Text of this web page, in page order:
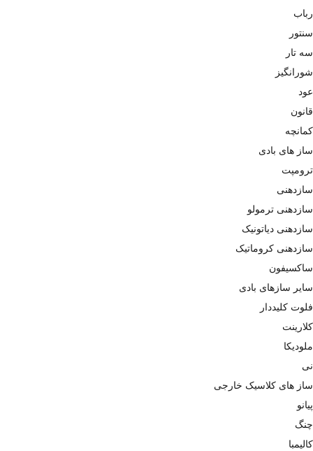
رباب
سنتور
سه تار
شورانگیز
عود
قانون
کمانچه
ساز های بادی
ترومپت
سازدهنی
سازدهنی ترمولو
سازدهنی دیاتونیک
سازدهنی کروماتیک
ساکسیفون
سایر سازهای بادی
فلوت کلیددار
کلارینت
ملودیکا
نی
ساز های کلاسیک خارجی
پیانو
چنگ
کالیمبا